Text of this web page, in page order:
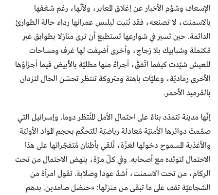
الإسعاف وشؤم الأخبار عن إغلاق المعابر، ولأنّها، رغم شغفها
بالاسمنت، لا تصنعه، فقد بُنيت ليلبس عمرانها رداء حالة الطوارئ
الدائمة. حين تسير في شوارعها تستطيع أن ترى منازلا بطوابق غير
مُكتملة وشبابيك بلا زجاج، وأخرى أضيفت لها غرف ومساحات
للعيش شيّدت كيفما اتّفقْ، أجزاءٌ منها مطليّة بالأبيض فيما أجزاؤها
الأخرى رماديّة، وعليّات باهتة ومتروكة تنتظر تحسّن الحال لتزدان
بالقرميد الأحمر.
إنّها مدينة تتمدّد بناءً على احتمال الأمل المُنتظر دوما. وإسرائيل التي
صمّمتْ دوائرها الأمنيّة مُعادلة رياضيّة للتحكّم بحجم المواد الأوليّة
والأغذية المسموح دخولها لغزّة، تُلقي بأطنان مُتفجّراتها على هذا
الاحتمال لتوئده مع أصحابه. وفي كلّ مرّة، ينهض الاحتمال من تحت
الركام، من تحت الاسمنت، أشدّ عودا وصلابة. تقول امرأة من
الشجاعيّة تقف على ما تبقى من منزلها: «حنضل صامدين. بدهم